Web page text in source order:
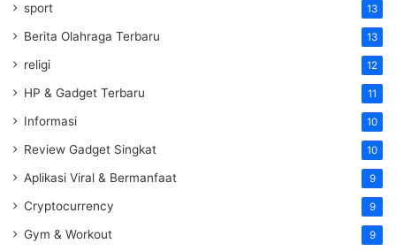
sport 13
Berita Olahraga Terbaru 13
religi 12
HP & Gadget Terbaru 11
Informasi 10
Review Gadget Singkat 10
Aplikasi Viral & Bermanfaat 9
Cryptocurrency 9
Gym & Workout 9